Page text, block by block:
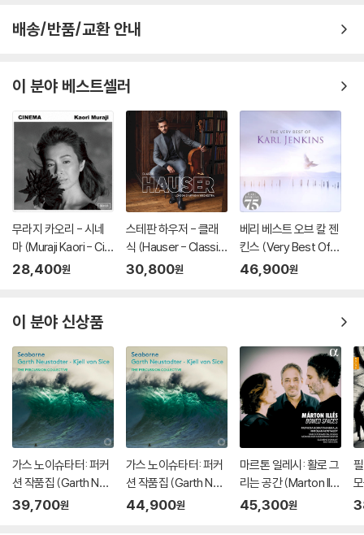
배송/반품/교환 안내
이 분야 베스트셀러
무라지 카오리 - 시네
마 (Muraji Kaori - Cin
ema) (Ltd)(UHQC
28,400원
스테판 하우저 - 클래
식 (Hauser - Classi
c) (CD) - Hauser
30,800원
베리 베스트 오브 칼 젠
킨스 (Very Best Of K
arl Jenkins) (Digipac
46,900원
이 분야 신상품
가스 노이슈타터: 퍼커
션 작품집 (Garth Neu
stadter: Seaborne)
39,700원
가스 노이슈타터: 퍼커
션 작품집 (Garth Neu
stadter: Seaborne)
44,900원
마르톤 일레시: 활로 그
리는 공간 (Marton Ille
s: Bowed Spaces)
45,300원